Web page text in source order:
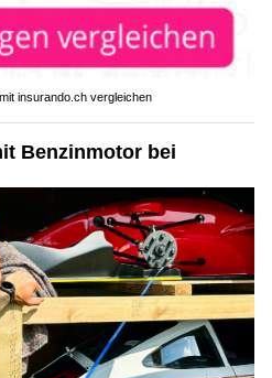
insurando.ch vergleichen
Benzinmotor bei